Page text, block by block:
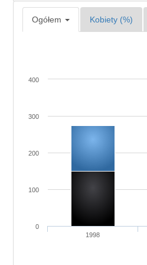
Ogółem Kobiety (%)
1998
0
100
200
300
400